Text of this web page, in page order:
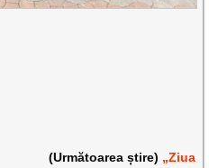
(Următoarea știre) „Ziua